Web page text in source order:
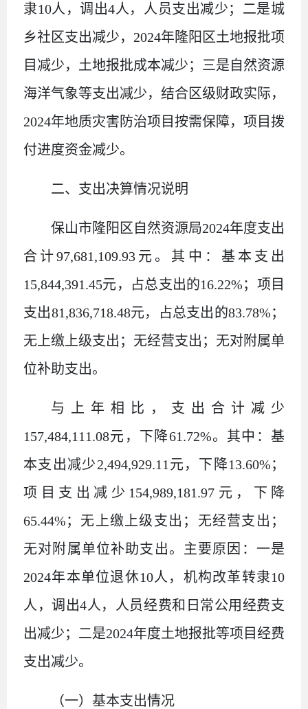
隶10人，调出4人，人员支出减少；二是城
乡社区支出减少， 2024年隆阳区土地报批项
目减少，土地报批成本减少；三是自然资源
海洋气象等支出减少， 结合区级财政实际，
2024年地质灾害防治项目按需保障，项目拨
付进度资金减少。
二、支出决算情况说明
保山市隆阳区自然资源局2024年度支出
合计97,681,109.93 元。其中：基本支出
15,844,391.45元，占总支出的16.22%；项目
支出81,836,718.48元，占总支出的83.78%；
无上缴上级支出；无经营支出；无对附属单
位补助支出。
与上年相比，支出合计减少
157,484,111.08元，下降61.72%。其中：基
本支出减少2,494,929.11 元，下降13.60%；
项目支出减少 154,989,181.97 元，下降
65.44%；无上缴上级支出；无经营支出；
无对附属单位补助支出。主要原因：一是
2024年本单位退休10人，机构改革转隶10
人，调出4人，人员经费和日常公用经费支
出减少；二是2024年度土地报批等项目经费
支出减少。
（一）基本支出情况